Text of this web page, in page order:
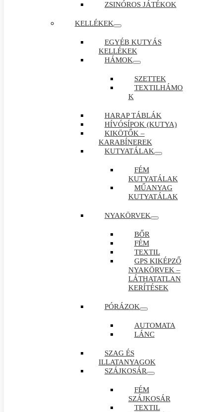
ZSINÓROS JÁTÉKOK
KELLÉKEK
EGYÉB KUTYÁS
KELLÉKEK
HÁMOK
SZETTEK
TEXTILHÁMO
K
HARAP TÁBLÁK
HÍVÓSÍPOK (KUTYA)
KIKÖTŐK –
KARABÍNEREK
KUTYATÁLAK
FÉM
KUTYATÁLAK
MŰANYAG
KUTYATÁLAK
NYAKÖRVEK
BŐR
FÉM
TEXTIL
GPS KIKÉPZŐ
NYAKÖRVEK –
LÁTHATATLAN
KERÍTÉSEK
PÓRÁZOK
AUTOMATA
LÁNC
SZAG ÉS
ILLATANYAGOK
SZÁJKOSÁR
FÉM
SZÁJKOSÁR
TEXTIL